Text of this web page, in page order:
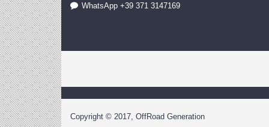
WhatsApp +39 371 3147169
Copyright © 2017, OffRoad Generation